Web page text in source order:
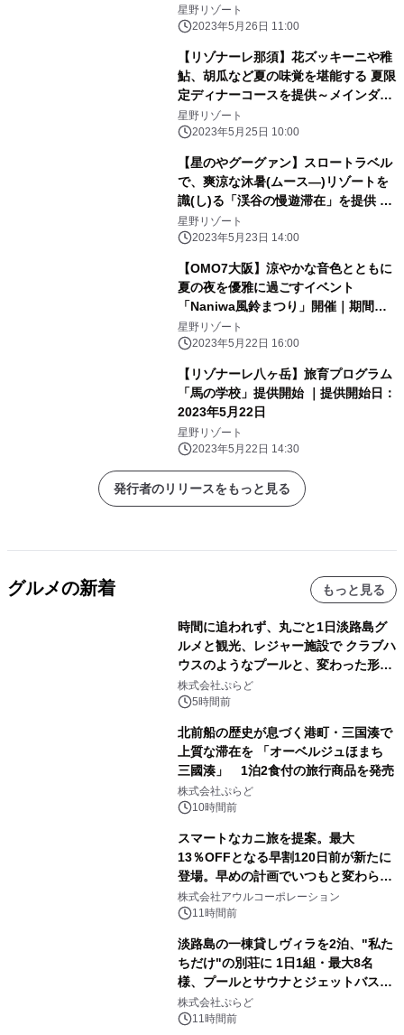
トリエ」誕生｜期間：2023年6月1
日〜9月30日
星野リゾート
2023年5月26日 11:00
【リゾナーレ那須】花ズッキーニや稚
鮎、胡瓜など夏の味覚を堪能する 夏限
定ディナーコースを提供～メインダイ
ニング「OTTO SETTE(オットセッテ)
NASU(ナス)」のフルコース～| 期間：
2023年6月21日～9月15日
星野リゾート
2023年5月25日 10:00
【星のやグーグァン】スロートラベル
で、爽涼な沐暑(ムース―)リゾートを
識(し)る「渓谷の慢遊滞在」を提供 ～
森林散策や川辺のピクニックで谷關(グ
ーグァン)と「つながる」2泊3日の滞
在プログラム～｜期間：2023年7月1
日〜8月31日
星野リゾート
2023年5月23日 14:00
【OMO7大阪】涼やかな音色とともに
夏の夜を優雅に過ごすイベント
「Naniwa風鈴まつり」開催｜期間：
2023年6月1日～8月31日
星野リゾート
2023年5月22日 16:00
【リゾナーレ八ヶ岳】旅育プログラム
「馬の学校」提供開始 ｜提供開始日：
2023年5月22日
星野リゾート
2023年5月22日 14:30
発行者のリリースをもっと見る
グルメの新着 もっと見る
時間に追われず、丸ごと1日淡路島グ
ルメと観光、レジャー施設で クラブハ
ウスのようなプールと、変わった形の
サウナも 「THE BOXY AWAJI」のお
得な素泊まり連泊プランで
株式会社ぷらど
5時間前
北前船の歴史が息づく港町・三国湊で
上質な滞在を 「オーベルジュほまち
三國湊」 1泊2食付の旅行商品を発売
株式会社ぷらど
10時間前
スマートなカニ旅を提案。最大
13％OFFとなる早割120日前が新たに
登場。早めの計画でいつもと変わらぬ
大人の冬旅を。ー夕日ヶ浦温泉「佳松
苑 別邸ふうか」ー
株式会社アウルコーポレーション
11時間前
淡路島の一棟貸しヴィラを2泊、"私た
ちだけ"の別荘に 1日1組・最大8名
様、プールとサウナとジェットバス付
きで Villa Mon Temps AWAJIの連泊
素泊りプラン
株式会社ぷらど
11時間前